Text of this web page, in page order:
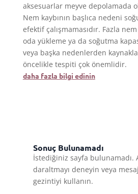
aksesuarlar meyve depolamada
Nem kaybının başlıca nedeni
efektif çalışmamasıdır. Fazla
oda yükleme ya da soğutma
veya başka nedenlerden
öncelikle tespiti çok önemlidir.
daha fazla bilgi edinin
Sonuç Bulunamadı
İstediğiniz sayfa bulunamadı.
daraltmayı deneyin veya
gezintiyi kullanın.